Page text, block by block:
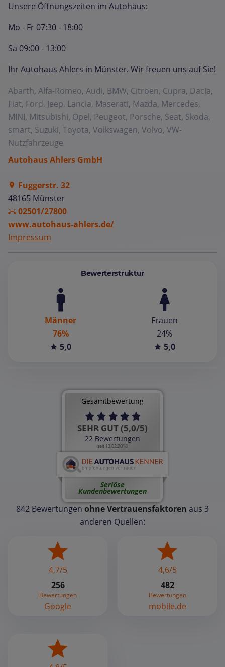
Unsere Öffnungszeiten im Autohaus:
Mo - Fr 07:30 - 18:00
Sa 09:00 - 13:00
Ihr Autohaus Ahlers in Münster. Wir freuen uns auf Sie!
Abarth, Alfa-Romeo, Audi, BMW, Citroen, Cupra, Dacia,
Fiat, Ford, Jeep, Lancia, Maserati, Mazda, Mercedes,
MINI, Mitsubishi, Opel, Peugeot, Porsche, Seat, Skoda,
smart, Suzuki, Toyota, Volkswagen, Volvo, VW-
Nutzfahrzeuge
Autohaus Ahlers GmbH
Fuggerstr. 32
48165 Münster
02501/27800
www.autohaus-ahlers.de/
Impressum
Bewerterstruktur
Männer
76%
5,0
Frauen
24%
5,0
Gesamtbewertung
SEHR GUT (5,0/5)
22 Bewertungen
seit 13.02.2018
Seriöse
Kundenbewertungen
842 Bewertungen ohne Vertrauensfaktoren aus 3
anderen Quellen:
4,7/5
256
Bewertungen
Google
4,6/5
482
Bewertungen
mobile.de